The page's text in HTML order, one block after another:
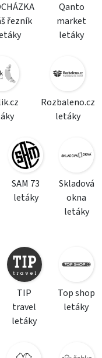
řezník
Qanto
market
letáky
Rozbaleno.cz
letáky
SAM 73
letáky
Skladová
okna
letáky
TIP
travel
letáky
Top shop
letáky